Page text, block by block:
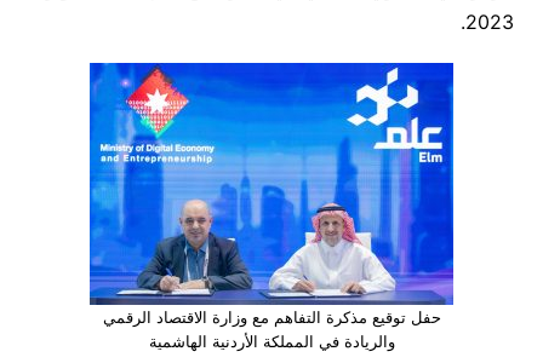
2023.
حفل توقيع مذكرة التفاهم مع وزارة الاقتصاد الرقمي
والريادة في المملكة الأردنية الهاشمية